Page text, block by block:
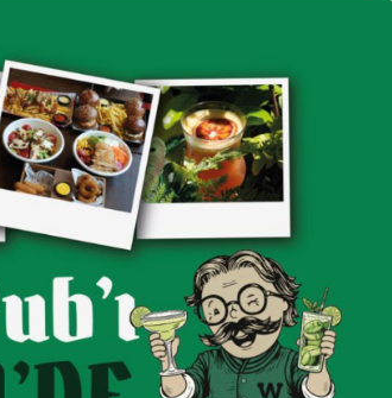
SPOR
ÇİMSA ÇBK Mersin’de
Ceyhun Yıldızoğlu
dönemi yeniden başladı